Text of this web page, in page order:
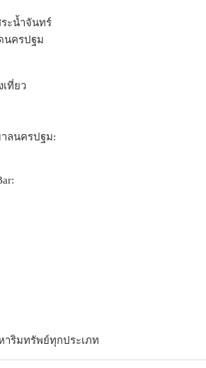
ะน้ำจันทร์
นครปฐม
ที่ยว
ลนครปฐม:
ริมทรัพย์ทุกประเภท